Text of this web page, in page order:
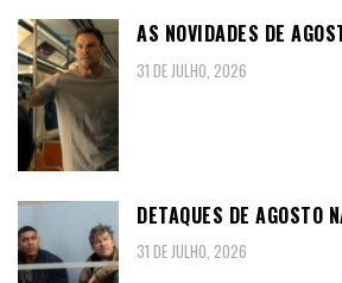
AS NOVIDADES DE
31 DE JULHO, 2026
DETAQUES DE AGOSTO
31 DE JULHO, 2026